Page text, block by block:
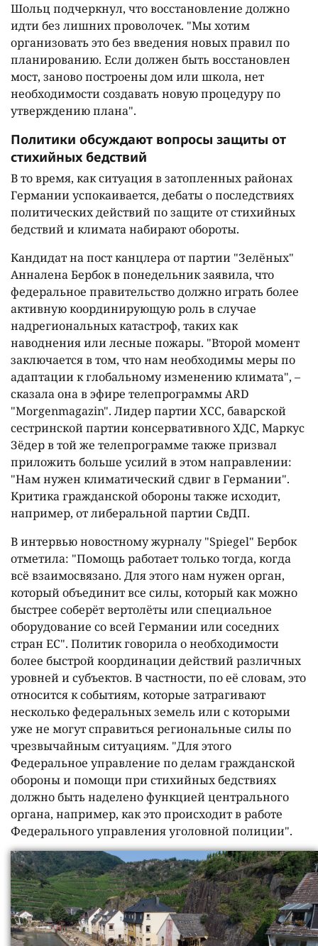
Шольц подчеркнул, что восстановление должно
идти без лишних проволочек. "Мы хотим
организовать это без введения новых правил по
планированию. Если должен быть восстановлен
мост, заново построены дом или школа, нет
необходимости создавать новую процедуру по
утверждению плана".
Политики обсуждают вопросы защиты от
стихийных бедствий
В то время, как ситуация в затопленных районах
Германии успокаивается, дебаты о последствиях
политических действий по защите от стихийных
бедствий и климата набирают обороты.
Кандидат на пост канцлера от партии "Зелёных"
Анналена Бербок в понедельник заявила, что
федеральное правительство должно играть более
активную координирующую роль в случае
надрегиональных катастроф, таких как
наводнения или лесные пожары. "Второй момент
заключается в том, что нам необходимы меры по
адаптации к глобальному изменению климата", –
сказала она в эфире телепрограммы ARD
"Morgenmagazin". Лидер партии ХСС, баварской
сестринской партии консервативного ХДС, Маркус
Зёдер в той же телепрограмме также призвал
приложить больше усилий в этом направлении:
"Нам нужен климатический сдвиг в Германии".
Критика гражданской обороны также исходит,
например, от либеральной партии СвДП.
В интервью новостному журналу "Spiegel" Бербок
отметила: "Помощь работает только тогда, когда
всё взаимосвязано. Для этого нам нужен орган,
который объединит все силы, который как можно
быстрее соберёт вертолёты или специальное
оборудование со всей Германии или соседних
стран ЕС". Политик говорила о необходимости
более быстрой координации действий различных
уровней и субъектов. В частности, по её словам, это
относится к событиям, которые затрагивают
несколько федеральных земель или с которыми
уже не могут справиться региональные силы по
чрезвычайным ситуациям. "Для этого
Федеральное управление по делам гражданской
обороны и помощи при стихийных бедствиях
должно быть наделено функцией центрального
органа, например, как это происходит в работе
Федерального управления уголовной полиции".